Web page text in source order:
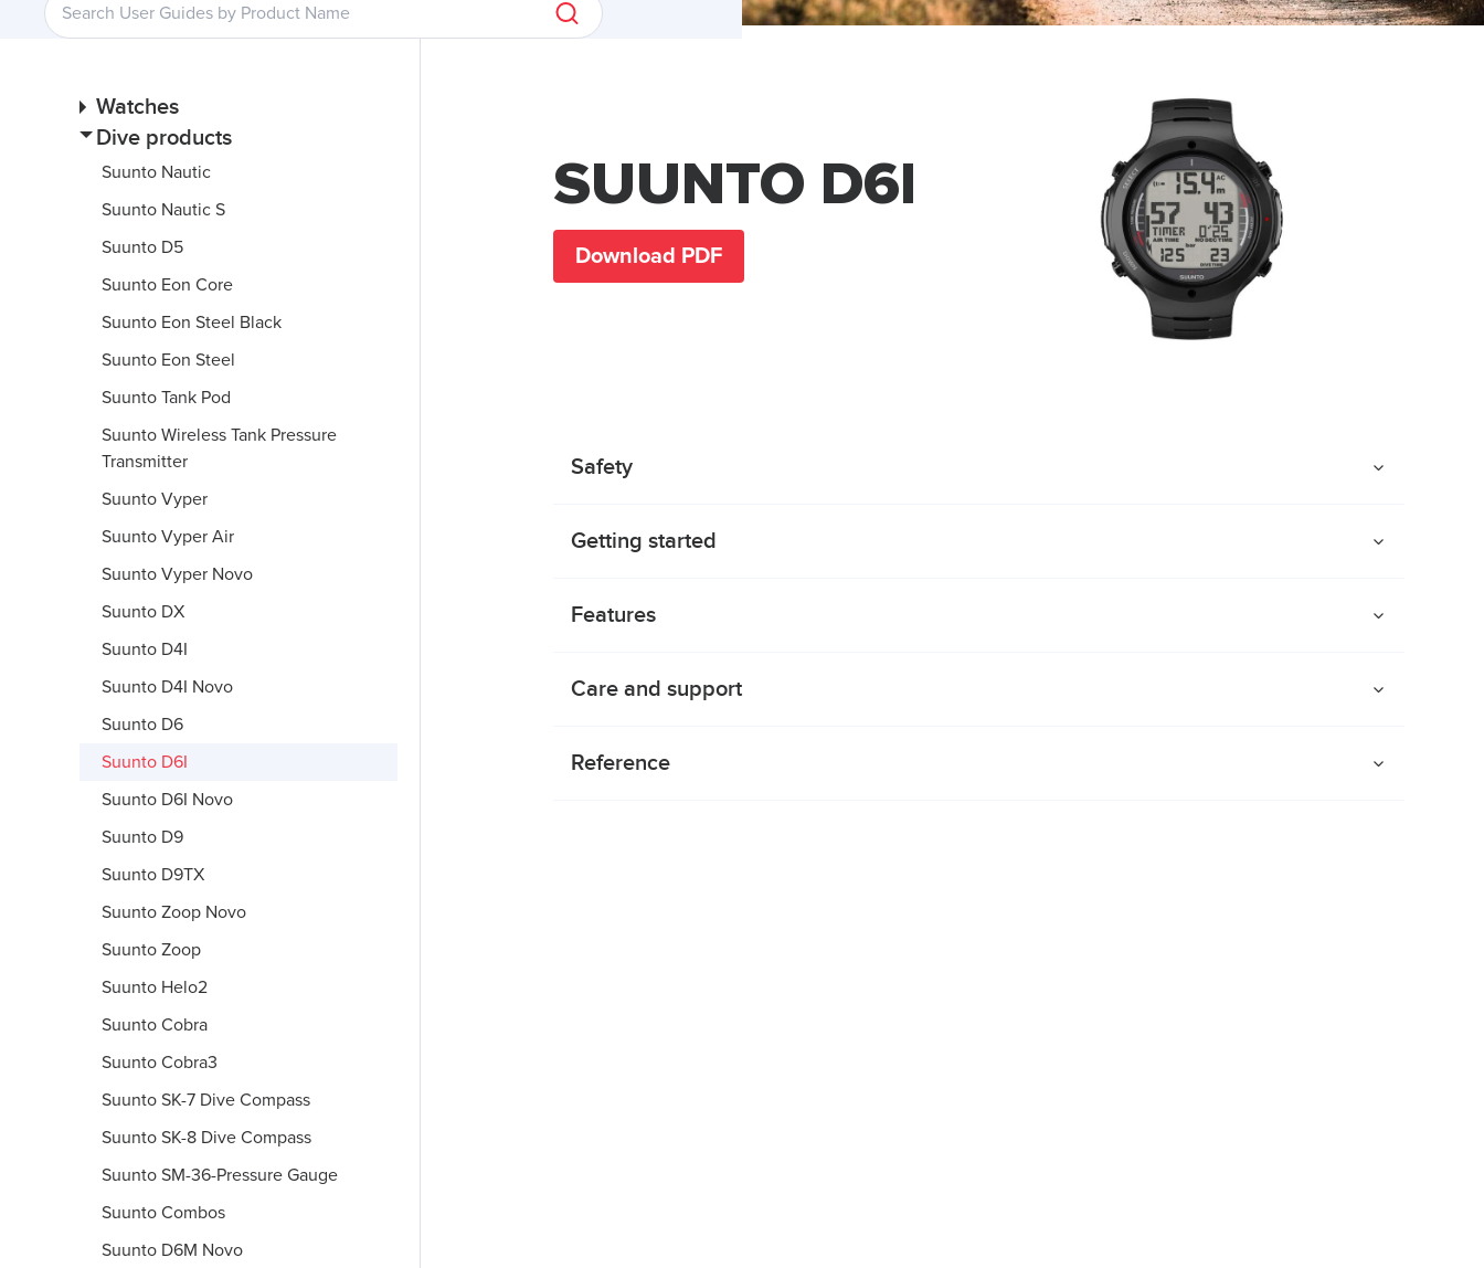
Watches
Dive products
Suunto Nautic
Suunto Nautic S
Suunto D5
Suunto Eon Core
Suunto Eon Steel Black
Suunto Eon Steel
Suunto Tank Pod
Suunto Wireless Tank Pressure
Transmitter
Suunto Vyper
Suunto Vyper Air
Suunto Vyper Novo
Suunto DX
Suunto D4I
Suunto D4I Novo
Suunto D6
Suunto D6I
Suunto D6I Novo
Suunto D9
Suunto D9TX
Suunto Zoop Novo
Suunto Zoop
Suunto Helo2
Suunto Cobra
Suunto Cobra3
Suunto SK-7 Dive Compass
Suunto SK-8 Dive Compass
Suunto SM-36-Pressure Gauge
Suunto Combos
Suunto D6M Novo
SUUNTO D6I
Download PDF
Safety
Getting started
Features
Care and support
Reference